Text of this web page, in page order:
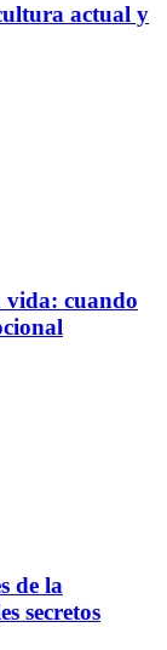
actual y
vida: cuando
de la
secretos